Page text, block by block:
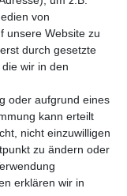
gelesen habe. Meine
von
unsere Website zu
durch gesetzte
wir in den
oder aufgrund eines
kann erteilt
nicht einzuwilligen
zu ändern oder
erklären wir in